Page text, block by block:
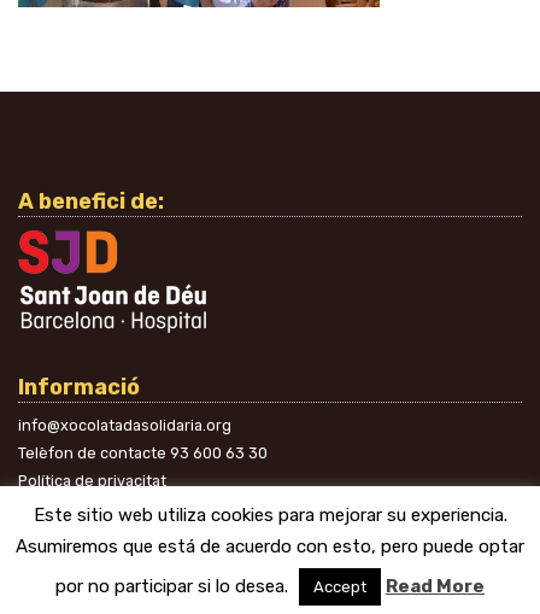
A benefici de:
Informació
info@xocolatadasolidaria.org
Telèfon de contacte 93 600 63 30
Política de privacitat
A les xarxes
Este sitio web utiliza cookies para mejorar su experiencia.
Asumiremos que está de acuerdo con esto, pero puede optar
por no participar si lo desea.
Accept Read More